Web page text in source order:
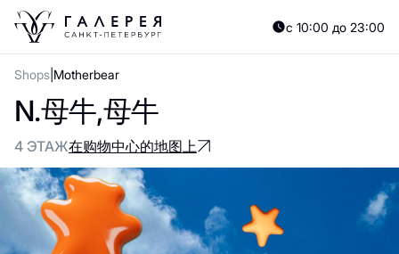
с 10:00 до 23:00
Shops Motherbear
N.母牛,母牛
4 ЭТАЖ在购物中心的地图上